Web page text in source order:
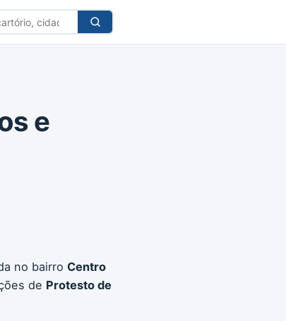
e
no bairro Centro
de Protesto de